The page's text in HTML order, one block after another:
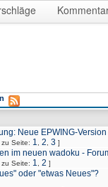
Neue EPWING-
Seite: 1 2 3 ]
im neuen wadoku -
Seite: 1 2 ]
oder "etwas Neues"?